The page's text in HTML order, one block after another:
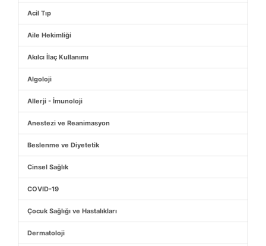
Acil Tıp
Aile Hekimliği
Akılcı İlaç Kullanımı
Algoloji
Allerji - İmunoloji
Anestezi ve Reanimasyon
Beslenme ve Diyetetik
Cinsel Sağlık
COVID-19
Çocuk Sağlığı ve Hastalıkları
Dermatoloji